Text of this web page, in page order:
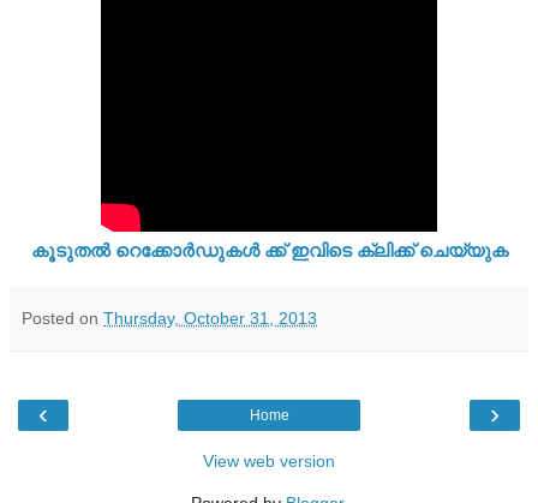
കൂടുതൽ റെക്കോർഡുകൾ ക്ക് ഇവിടെ ക്ലിക്ക് ചെയ്യുക
Posted on Thursday, October 31, 2013
‹ ›
Home
View web version